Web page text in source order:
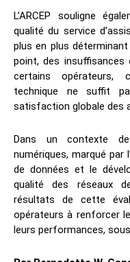
L’ARCEP souligne
qualité du service
plus en plus déterminant
point, des
certains opérateurs,
technique ne suffit
satisfaction globale des
Dans un contexte
numériques, marqué par
de données et le
qualité des réseaux
résultats de cette
opérateurs à renforcer
leurs performances,